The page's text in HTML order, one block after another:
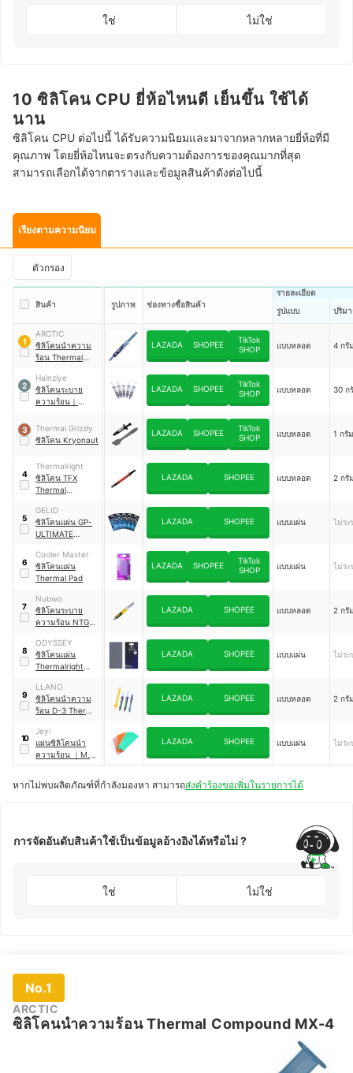
ใช่ ไม่ใช่
10 ซิลิโคน CPU ยี่ห้อไหนดี เย็นขึ้น ใช้ได้
นาน
ซิลิโคน CPU ต่อไปนี้ ได้รับความนิยมและมาจากหลากหลายยี่ห้อที่มี
คุณภาพ โดยยี่ห้อไหนจะตรงกับความต้องการของคุณมากที่สุด
สามารถเลือกได้จากตารางและข้อมูลสินค้าดังต่อไปนี้
เรียงตามความนิยม
ตัวกรอง
สินค้า รูปภาพ ช่องทางซื้อสินค้า
รายละเอียด
รูปแบบ
ปริม
1
ARCTIC
ซิลิโคนนำความ
ร้อน Thermal
LAZADA SHOPEE
TikTok
SHOP
แบบหลอด 4 กรั
2
Halnziye
ซิลิโคนระบาย
ความร้อน ｜
LAZADA SHOPEE
TikTok
SHOP
แบบหลอด 30 ก
3
Thermal Grizzly
ซิลิโคน Kryonaut
LAZADA SHOPEE
TikTok
SHOP
แบบหลอด 1 กรัม
4
Thermalright
ซิลิโคน TFX
Thermal
LAZADA SHOPEE แบบหลอด 2 กรั
5
GELID
ซิลิโคนแผ่น GP-
ULTIMATE
LAZADA SHOPEE แบบแผ่น ไม่ระ
6
Cooler Master
ซิลิโคนแผ่น
Thermal Pad
LAZADA SHOPEE
TikTok
SHOP
แบบแผ่น ไม่ระ
7
Nubwo
ซิลิโคนระบาย
ความร้อน NTG2
Performance
Thermal Grease
LAZADA SHOPEE แบบหลอด 2 กรั
8
ODYSSEY
ซิลิโคนแผ่น
Thermalright
LAZADA SHOPEE แบบแผ่น ไม่ระ
9
LLANO
ซิลิโคนนำความ
ร้อน D-3 Thermal
LAZADA SHOPEE แบบหลอด 2 กรั
10
Jeyi
แผ่นซิลิโคนนํา
ความร้อน ｜ M.2
SSD NVMe NGFF
LAZADA SHOPEE แบบแผ่น ไม่ระ
หากไม่พบผลิตภัณฑ์ที่กำลังมองหา สามารถส่งคำร้องขอเพิ่มในรายการได้
การจัดอันดับสินค้าใช้เป็นข้อมูลอ้างอิงได้หรือไม่ ?
ใช่ ไม่ใช่
No.1
ARCTIC
ซิลิโคนนำความร้อน Thermal Compound MX-4